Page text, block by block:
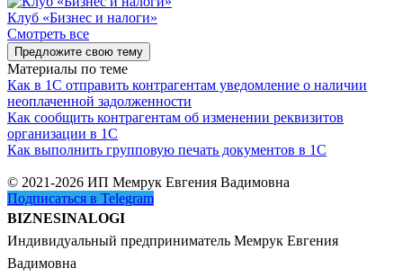
Клуб «Бизнес и налоги»
Смотреть все
Предложите свою тему
Материалы по теме
Как в 1С отправить контрагентам уведомление о наличии
неоплаченной задолженности
Как сообщить контрагентам об изменении реквизитов
организации в 1C
Как выполнить групповую печать документов в 1C
© 2021-2026 ИП Мемрук Евгения Вадимовна
Подписаться в Telegram
BIZNESINALOGI
Индивидуальный предприниматель Мемрук Евгения
Вадимовна